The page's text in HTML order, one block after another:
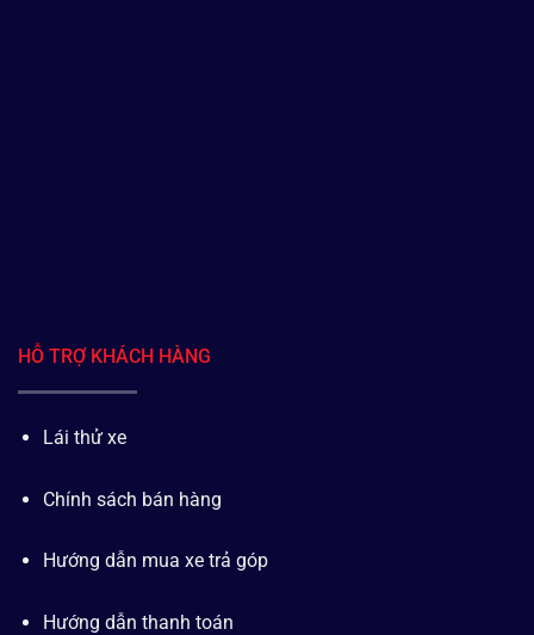
HỖ TRỢ KHÁCH HÀNG
Lái thử xe
Chính sách bán hàng
Hướng dẫn mua xe trả góp
Hướng dẫn thanh toán